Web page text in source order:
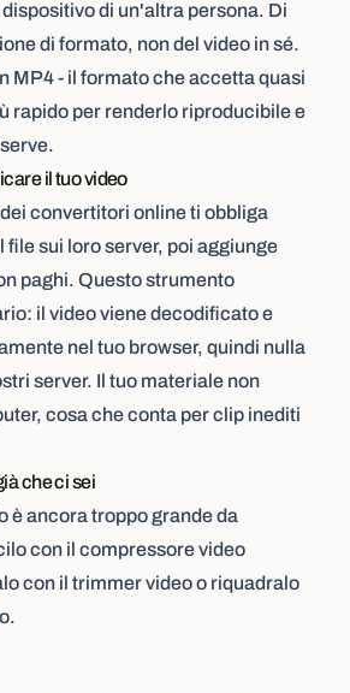
di un'altra persona. Di
di formato, non del video in sé.
MP4 - il formato che accetta quasi
rapido per renderlo riproducibile e
il tuo video
convertitori online ti obbliga
file sui loro server, poi aggiunge
paghi. Questo strumento
il video viene decodificato e
nel tuo browser, quindi nulla
server. Il tuo materiale non
cosa che conta per clip inediti
che ci sei
è ancora troppo grande da
con il compressore video
con il trimmer videoo riquadralo
.